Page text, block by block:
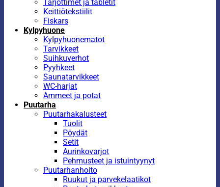
Tarjottimet ja tabletit
Keittiötekstiilit
Fiskars
Kylpyhuone
Kylpyhuonematot
Tarvikkeet
Suihkuverhot
Pyyhkeet
Saunatarvikkeet
WC-harjat
Ammeet ja potat
Puutarha
Puutarhakalusteet
Tuolit
Pöydät
Setit
Aurinkovarjot
Pehmusteet ja istuintyynyt
Puutarhanhoito
Ruukut ja parvekelaatikot